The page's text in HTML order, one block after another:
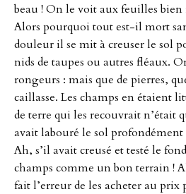
beau ! On le voit aux feuilles bien
Alors pourquoi tout est-il mort
douleur il se mit à creuser le sol
nids de taupes ou autres fléaux.
rongeurs : mais que de pierres,
caillasse. Les champs en étaient
de terre qui les recouvrait n’était
avait labouré le sol
Ah, s’il avait creusé et testé le
champs comme un bon terrain !
fait l’erreur de les acheter au prix